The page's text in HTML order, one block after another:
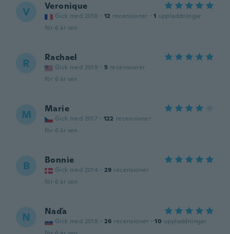
V Veronique
Gick med 2018 · 12 recensioner · 1 uppladdningar
för 6 år sen
R Rachael
Gick med 2019 · 5 recensioner
för 6 år sen
M Marie
Gick med 2017 · 122 recensioner
för 6 år sen
B Bonnie
Gick med 2014 · 29 recensioner
för 6 år sen
N Naďa
Gick med 2018 · 26 recensioner · 10 uppladdningar